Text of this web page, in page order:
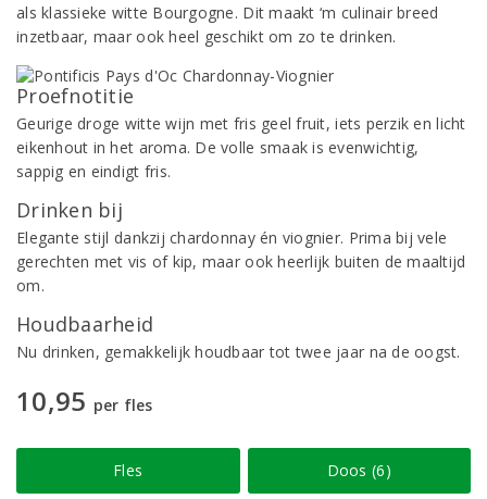
als klassieke witte Bourgogne. Dit maakt ‘m culinair breed
inzetbaar, maar ook heel geschikt om zo te drinken.
Proefnotitie
Geurige droge witte wijn met fris geel fruit, iets perzik en licht
eikenhout in het aroma. De volle smaak is evenwichtig,
sappig en eindigt fris.
Drinken bij
Elegante stijl dankzij chardonnay én viognier. Prima bij vele
gerechten met vis of kip, maar ook heerlijk buiten de maaltijd
om.
Houdbaarheid
Nu drinken, gemakkelijk houdbaar tot twee jaar na de oogst.
10,95 per fles
Fles Doos (6)